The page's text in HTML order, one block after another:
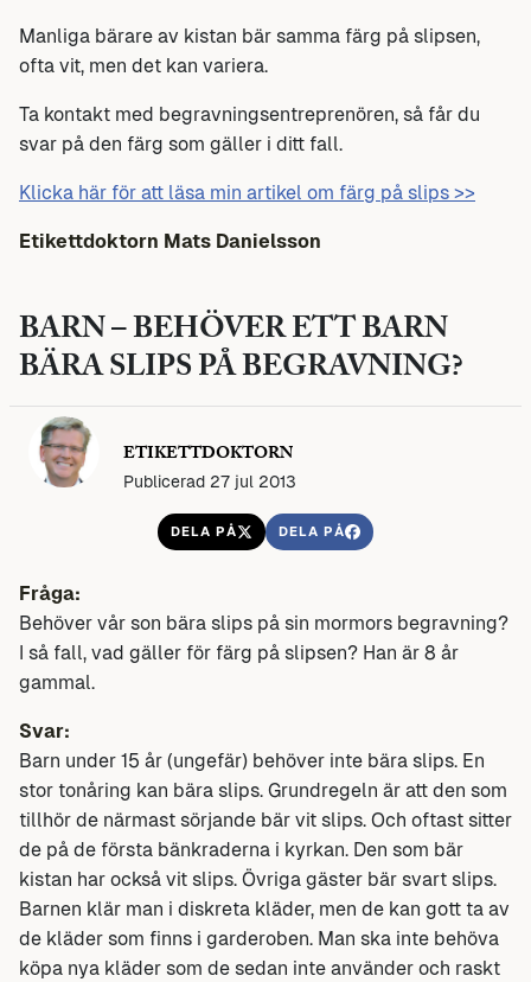
Manliga bärare av kistan bär samma färg på slipsen,
ofta vit, men det kan variera.
Ta kontakt med begravningsentreprenören, så får du
svar på den färg som gäller i ditt fall.
Klicka här för att läsa min artikel om färg på slips >>
Etikettdoktorn Mats Danielsson
BARN – BEHÖVER ETT BARN
BÄRA SLIPS PÅ BEGRAVNING?
ETIKETTDOKTORN
Publicerad 27 jul 2013
DELA PÅ DELA PÅ
Fråga:
Behöver vår son bära slips på sin mormors begravning?
I så fall, vad gäller för färg på slipsen? Han är 8 år
gammal.
Svar:
Barn under 15 år (ungefär) behöver inte bära slips. En
stor tonåring kan bära slips. Grundregeln är att den som
tillhör de närmast sörjande bär vit slips. Och oftast sitter
de på de första bänkraderna i kyrkan. Den som bär
kistan har också vit slips. Övriga gäster bär svart slips.
Barnen klär man i diskreta kläder, men de kan gott ta av
de kläder som finns i garderoben. Man ska inte behöva
köpa nya kläder som de sedan inte använder och raskt